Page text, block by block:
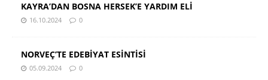
KAYRA’DAN BOSNA HERSEK’E YARDIM ELİ
16.10.2024 0
NORVEÇ’TE EDEBİYAT ESİNTİSİ
05.09.2024 0